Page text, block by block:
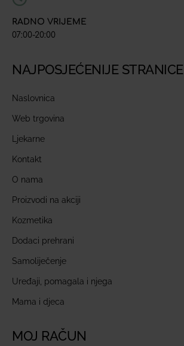
RADNO VRIJEME
07:00-20:00
NAJPOSJEĆENIJE STRANICE
Naslovnica
Web trgovina
Ljekarne
Kontakt
O nama
Proizvodi na akciji
Kozmetika
Dodaci prehrani
Samoliječenje
Uređaji, pomagala i njega
Mama i djeca
MOJ RAČUN